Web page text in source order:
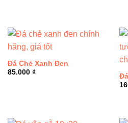
Đá Chẻ Xanh Đen
85.000 ₫